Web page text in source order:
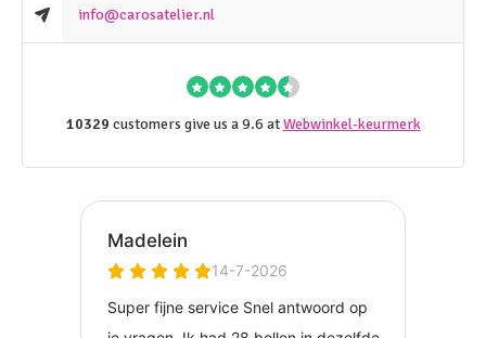
info@carosatelier.nl
10329 customers give us a 9.6 atWebwinkel-keurmerk